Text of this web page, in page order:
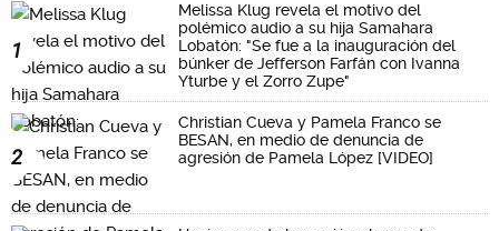
1
Melissa Klug revela el motivo del
polémico audio a su hija Samahara
Lobatón: "Se fue a la inauguración del
búnker de Jefferson Farfán con Ivanna
Yturbe y el Zorro Zupe"
2
Christian Cueva y Pamela Franco se
BESAN, en medio de denuncia de
agresión de Pamela López [VIDEO]